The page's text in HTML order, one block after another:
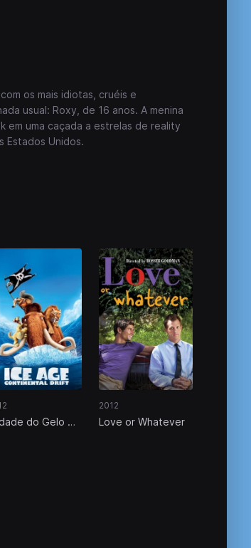
os mais idiotas, cruéis e
usual: Roxy, de 16 anos. A menina
em uma caçada a estrelas de reality
Estados Unidos.
do Gelo 4:
2012
Love or Whatever